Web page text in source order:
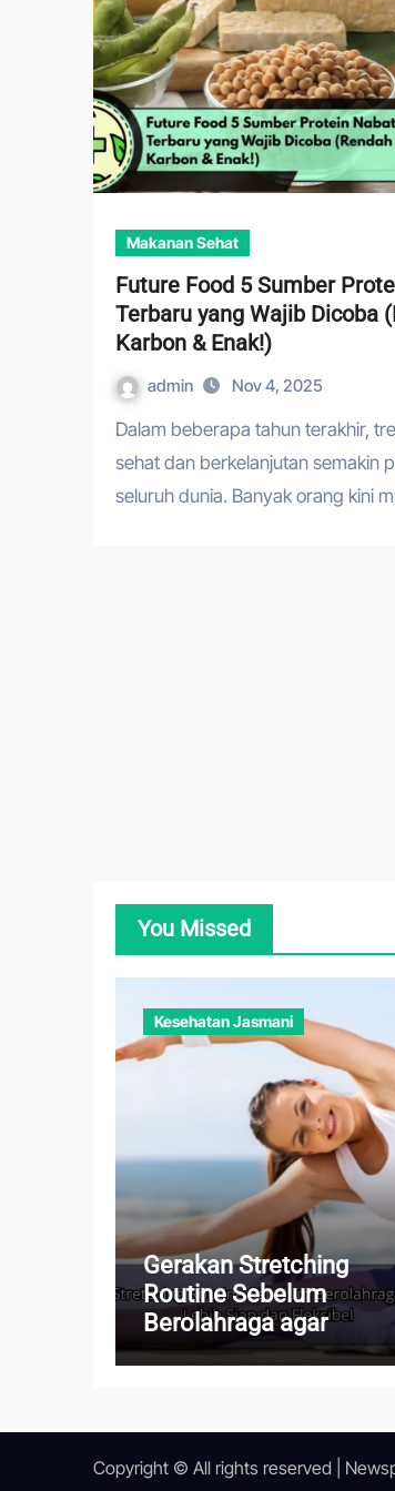
Makanan Sehat
Future Food 5 Sumber
Terbaru yang Wajib Dicoba
Karbon & Enak!)
admin Nov 4, 2025
Dalam beberapa tahun terakhir, tren makanan
sehat dan berkelanjutan semakin
seluruh dunia. Banyak orang kini
You Missed
Kesehatan Jasmani
Gerakan Stretching
Routine Sebelum
Berolahraga agar
Tubuh Lebih Siap dan
Copyright © All rights reserved